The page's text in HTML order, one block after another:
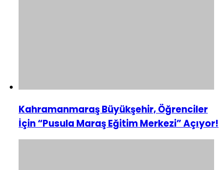
Kahramanmaraş Büyükşehir, Öğrenciler
İçin “Pusula Maraş Eğitim Merkezi” Açıyor!